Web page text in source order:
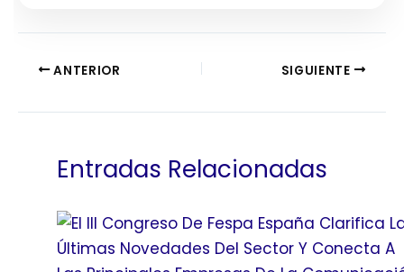
ANTERIOR SIGUIENTE
Entradas Relacionadas